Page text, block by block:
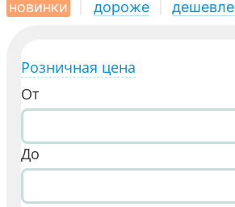
новинки
дороже дешевле
Розничная цена
От
До